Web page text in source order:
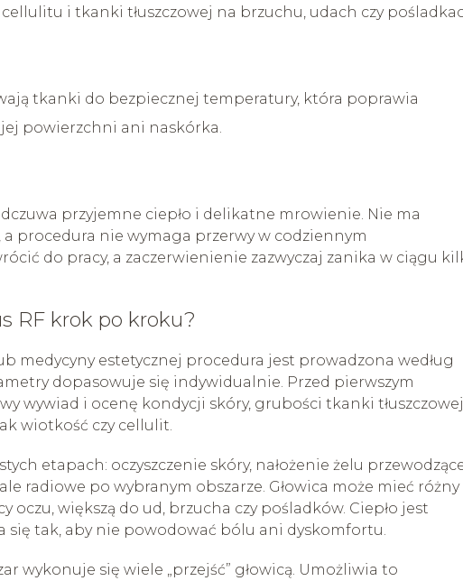
i tkanki tłuszczowej na brzuchu, udach czy
tkanki do bezpiecznej temperatury, która poprawia
powierzchni ani naskórka.
przyjemne ciepło i delikatne mrowienie. Nie ma
procedura nie wymaga przerwy w codziennym
do pracy, a zaczerwienienie zazwyczaj zanika w ciągu
RF krok po kroku?
medycyny estetycznej procedura jest prowadzona według
dopasowuje się indywidualnie. Przed pierwszym
wywiad i ocenę kondycji skóry, grubości tkanki tłuszczowej
wiotkość czy cellulit.
etapach: oczyszczenie skóry, nałożenie żelu
radiowe po wybranym obszarze. Głowica może mieć różny
oczu, większą do ud, brzucha czy pośladków. Ciepło jest
się tak, aby nie powodować bólu ani dyskomfortu.
wykonuje się wiele „przejść” głowicą. Umożliwia to